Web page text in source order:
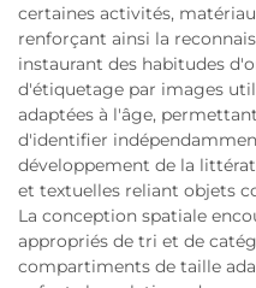
certaines activités,
renforçant ainsi la
instaurant des habitudes
d'étiquetage par images
adaptées à l'âge,
d'identifier
développement de la
et textuelles reliant objets
La conception spatiale
appropriés de tri et de
compartiments de taille